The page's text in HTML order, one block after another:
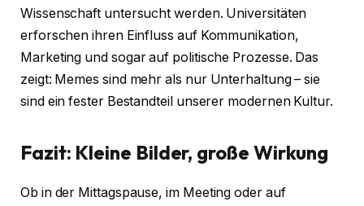
Wissenschaft untersucht werden. Universitäten
erforschen ihren Einfluss auf Kommunikation,
Marketing und sogar auf politische Prozesse. Das
zeigt: Memes sind mehr als nur Unterhaltung – sie
sind ein fester Bestandteil unserer modernen Kultur.
Fazit: Kleine Bilder, große Wirkung
Ob in der Mittagspause, im Meeting oder auf